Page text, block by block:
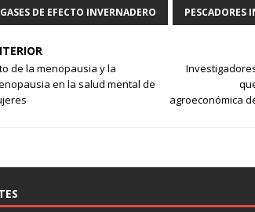
GASES DE EFECTO INVERNADERO PESCADORES
de la menopausia y la
en la salud mental de
agroeconómica